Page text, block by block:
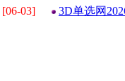
[06-03] 3D单选网